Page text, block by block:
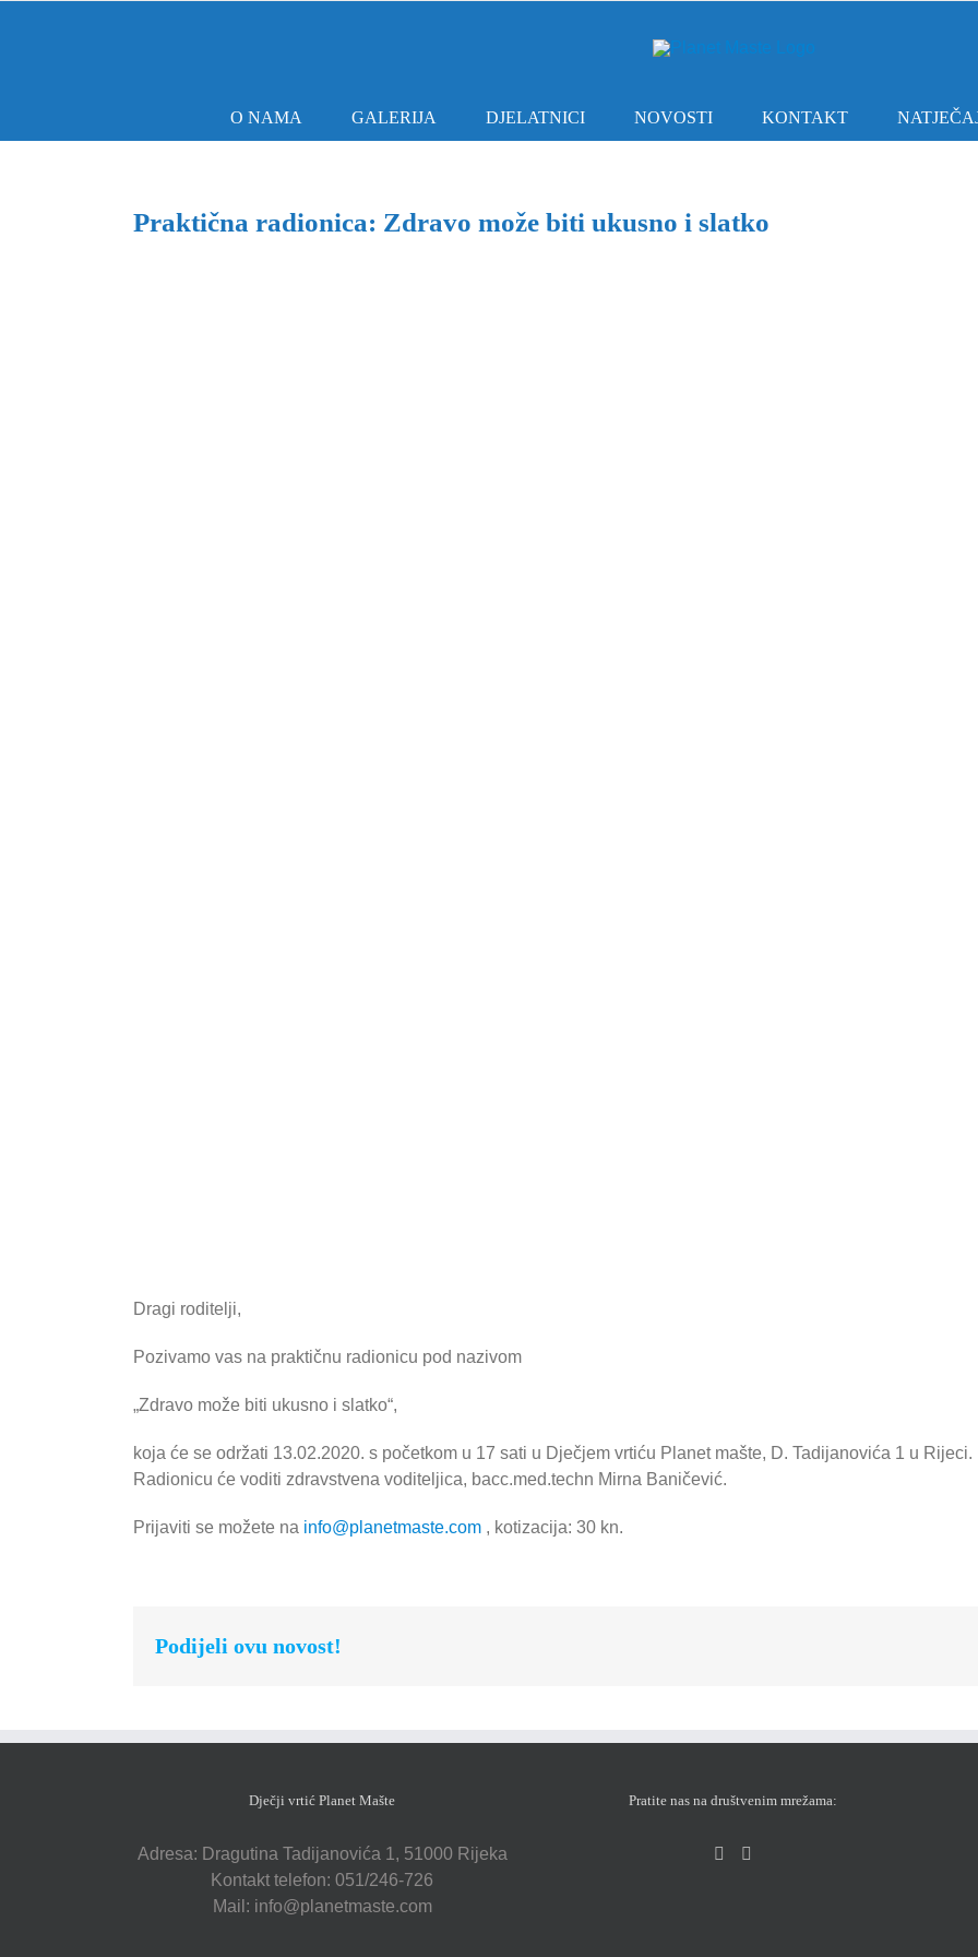
O NAMA GALERIJA DJELATNICI NOVOSTI KONTAKT
Praktična radionica: Zdravo može biti ukusno i slatko
Dragi roditelji,
Pozivamo vas na praktičnu radionicu pod nazivom
„Zdravo može biti ukusno i slatko“,
koja će se održati 13.02.2020. s početkom u 17 sati u Dječjem vrtiću Planet mašte, D. Tadijanovića 1 u Rijeci.
Radionicu će voditi zdravstvena voditeljica, bacc.med.techn Mirna Baničević.
Prijaviti se možete na info@planetmaste.com , kotizacija: 30 kn.
Podijeli ovu novost!
Dječji vrtić Planet Mašte
Adresa: Dragutina Tadijanovića 1, 51000 Rijeka
Kontakt telefon: 051/246-726
Mail: info@planetmaste.com
Pratite nas na društvenim mrežama: